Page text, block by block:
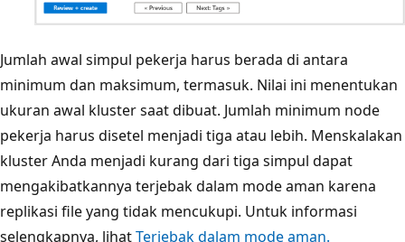
Jumlah awal simpul pekerja harus berada di antara
minimum dan maksimum, termasuk. Nilai ini menentukan
ukuran awal kluster saat dibuat. Jumlah minimum node
pekerja harus disetel menjadi tiga atau lebih. Menskalakan
kluster Anda menjadi kurang dari tiga simpul dapat
mengakibatkannya terjebak dalam mode aman karena
replikasi file yang tidak mencukupi. Untuk informasi
selengkapnya, lihatTerjebak dalam mode aman.